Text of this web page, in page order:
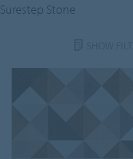
Surestep Stone